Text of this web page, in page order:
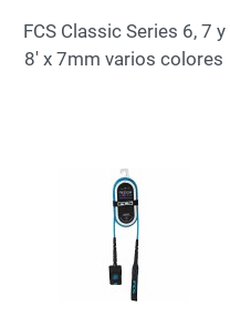
FCS Classic Series 6, 7 y
8' x 7mm varios colores